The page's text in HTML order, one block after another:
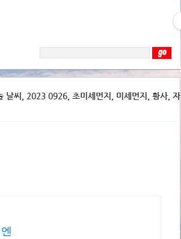
날씨, 2023 0926, 초미세먼지, 미세먼지, 황사, 자